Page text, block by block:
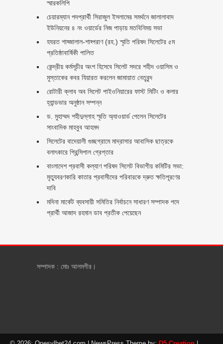
স্মারকলিপি ‎
চেয়ারম্যান পদপ্রার্থী সিরাজুল ইসলামের সমর্থনে জালালাবাদ
ইউনিয়নের ৪ নং ওয়ার্ডের নিজ পাড়ায় মতবিনিময় সভা
হযরত শাহ্জালাল-শাহ্পরাণ (রহ.) স্মৃতি পরিষদ সিলেটের ৫ম
প্রতিষ্ঠাবার্ষিকী পালিত ‎​
কেন্দ্রীয় কর্মসূচীর অংশ হিসেবে সিলেট সদরে শহীদ ওয়াসিম ও
মুস্তাকের কবর যিয়ারত করলেন জামায়াত নেতৃবৃন্দ ‎
রোটারী ক্লাব অব সিলেট পাইওনিয়ারের ফাস্ট মিটিং ও কলার
হ্যান্ডভার অনুষ্ঠান সম্পন্ন
ড. মুহাম্মদ শহীদুল্লাহ স্মৃতি অ্যাওয়ার্ড পেলেন সিলেটের
সাংবাদিক মাহবুব আহমদ
সিলেটের বাদেয়ালী গুচ্ছগ্রামে মাদ্রাসার আবাসিক ছাত্রকে
বলাৎকারে প্রিন্সিপাল গ্রেপ্তার ‎
বাংলাদেশ প্রবাসী কল্যাণ পরিষদ সিলেট বিভাগীয় কমিটির সভা:
মৃত্যুবরণকারি কাতার প্রবাসীদের পরিবারকে দ্রুত ক্ষতিপূরণের
দাবি
মদিনা মার্কেট ব্যবসায়ী সমিতির নির্বাচনে সাধারণ সম্পাদক পদে
প্রার্থী আজাদ রহমান ডাব প্রতীক পেয়েছেন ‎
সম্পাদক : মোঃ আলমগীর।